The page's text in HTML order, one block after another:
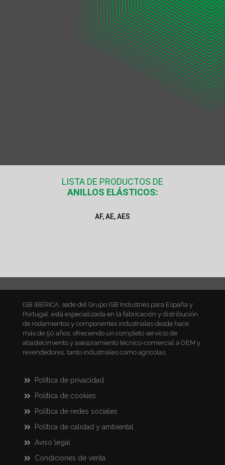
LISTA DE PRODUCTOS DE
ANILLOS ELÁSTICOS:
AF, AE, AES
ISB IBÉRICA, sede del Grupo ISB Industries para España y
Portugal, está especializada en la fabricación y distribución
de rodamientos y componentes industriales desde hace
más de 50 años, ofreciendo un completo servicio de
abastecimiento y asesoramiento técnico-comercial a OEM y
revendedores, tanto industriales como agrícolas.
Política de privacidad
Política de cookies
Política de redes sociales
Política de calidad y ambiental
Aviso legal
Condiciones de venta